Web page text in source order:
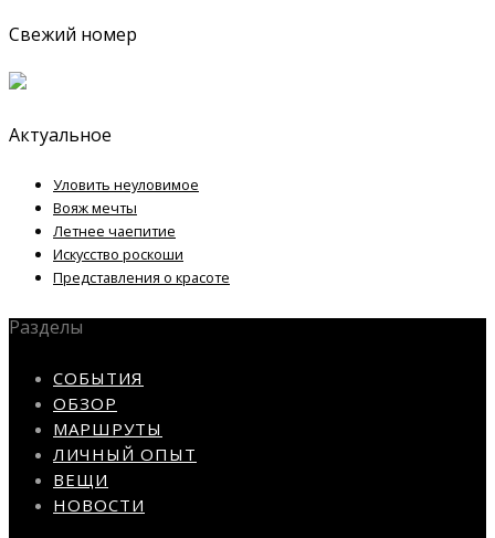
Свежий номер
Актуальное
Уловить неуловимое
Вояж мечты
Летнее чаепитие
Искусство роскоши
Представления о красоте
Разделы
СОБЫТИЯ
ОБЗОР
МАРШРУТЫ
ЛИЧНЫЙ ОПЫТ
ВЕЩИ
НОВОСТИ